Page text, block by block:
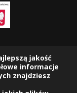
jakość
informacje
znajdziesz